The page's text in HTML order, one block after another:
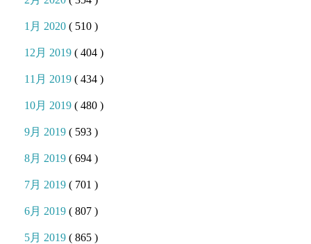
1月 2020( 510 )
12月 2019( 404 )
11月 2019( 434 )
10月 2019( 480 )
9月 2019( 593 )
8月 2019( 694 )
7月 2019( 701 )
6月 2019( 807 )
5月 2019( 865 )